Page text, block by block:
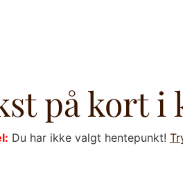
på kort i
Du har ikke valgt hentepunkt!